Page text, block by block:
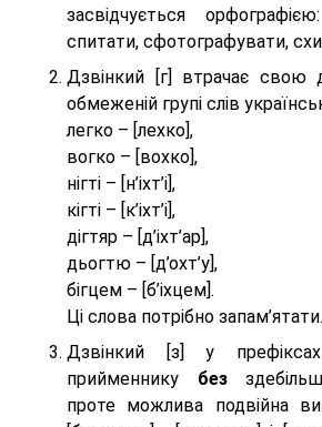
засвідчується
спитати, сфотографувати,
Дзвінкий [г] втрачає свою
обмеженій групі слів
легко – [лехко],
вогко – [вохко],
нігті – [н’іхт’і],
кігті – [к’іхт’і],
дігтяр – [д’іхт’ар],
дьогтю – [д’охт’у],
бігцем – [б’іхцем].
Ці слова потрібно запам’ятати.
Дзвінкий [з] у
прийменнику без
проте можлива подвійна